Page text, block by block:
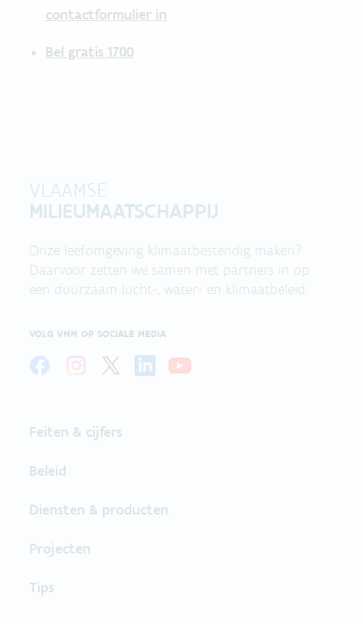
contactformulier in.
Bel gratis 1700
VLAAMSE
MILIEUMAATSCHAPPIJ
Onze leefomgeving klimaatbestendig maken?
Daarvoor zetten we samen met partners in op
een duurzaam lucht-, water- en klimaatbeleid.
VOLG VMM OP SOCIALE MEDIA
Feiten & cijfers
Beleid
Diensten & producten
Projecten
Tips